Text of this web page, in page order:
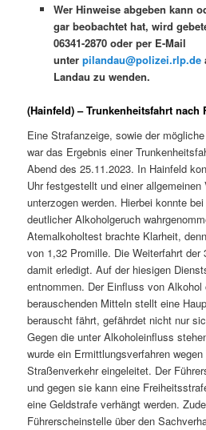
Wer Hinweise abgeben kann
gar beobachtet hat, wird
06341-2870 oder per E-Mail
unter pilandau@polizei.rlp.de
Landau zu wenden.
(Hainfeld) – Trunkenheitsfahrt nach
Eine Strafanzeige, sowie der
war das Ergebnis einer
Abend des 25.11.2023. In Hainfeld
Uhr festgestellt und einer allgemeinen
unterzogen werden. Hierbei konnte
deutlicher Alkoholgeruch
Atemalkoholtest brachte Klarheit,
von 1,32 Promille. Die Weiterfahrt der
damit erledigt. Auf der hiesigen
entnommen. Der Einfluss von Alkohol
berauschenden Mitteln stellt eine
berauscht fährt, gefährdet nicht nur
Gegen die unter Alkoholeinfluss
wurde ein Ermittlungsverfahren
Straßenverkehr eingeleitet. Der
und gegen sie kann eine
eine Geldstrafe verhängt werden.
Führerscheinstelle über den